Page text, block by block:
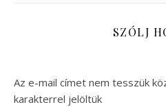
SZÓLJ
Az e-mail címet nem tesszük
karakterrel jelöltük